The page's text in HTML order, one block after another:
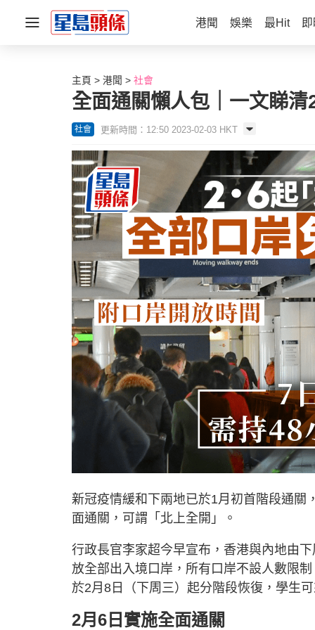
港聞 娛樂 最Hit
主頁 港聞 社會
全面通關懶人包｜一文睇
社會 更新時間：12:50 2023-02-03 HKT
新冠疫情緩和下兩地已於1月初首階段通關
面通關，可謂「北上全開」。
行政長官李家超今早宣布，香港與內地由
放全部出入境口岸，所有口岸不設人數限
於2月8日（下周三）起分階段恢復，學生
2月6日實施全面通關